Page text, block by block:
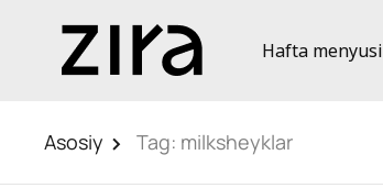
Hafta menyusi
Asosiy Tag: milksheyklar